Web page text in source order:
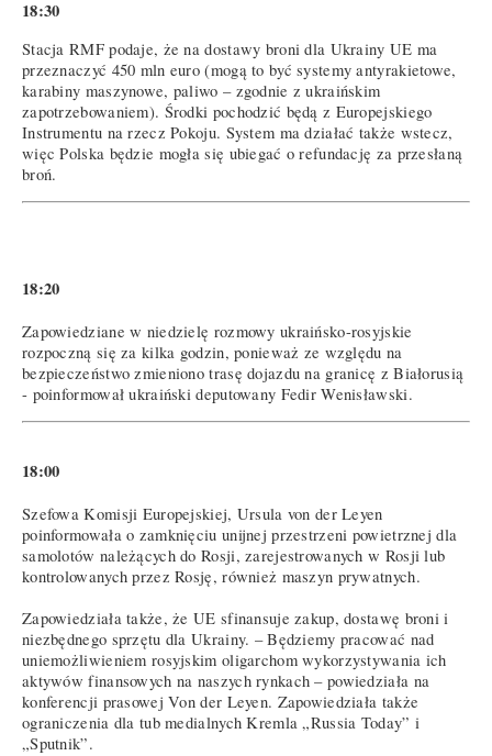
18:30
Stacja RMF podaje, że na dostawy broni dla Ukrainy UE ma
przeznaczyć 450 mln euro (mogą to być systemy antyrakietowe,
karabiny maszynowe, paliwo – zgodnie z ukraińskim
zapotrzebowaniem). Środki pochodzić będą z Europejskiego
Instrumentu na rzecz Pokoju. System ma działać także wstecz,
więc Polska będzie mogła się ubiegać o refundację za przesłaną
broń.
18:20
Zapowiedziane w niedzielę rozmowy ukraińsko-rosyjskie
rozpoczną się za kilka godzin, ponieważ ze względu na
bezpieczeństwo zmieniono trasę dojazdu na granicę z Białorusią
- poinformował ukraiński deputowany Fedir Wenisławski.
18:00
Szefowa Komisji Europejskiej, Ursula von der Leyen
poinformowała o zamknięciu unijnej przestrzeni powietrznej dla
samolotów należących do Rosji, zarejestrowanych w Rosji lub
kontrolowanych przez Rosję, również maszyn prywatnych.
Zapowiedziała także, że UE sfinansuje zakup, dostawę broni i
niezbędnego sprzętu dla Ukrainy. – Będziemy pracować nad
uniemożliwieniem rosyjskim oligarchom wykorzystywania ich
aktywów finansowych na naszych rynkach – powiedziała na
konferencji prasowej Von der Leyen. Zapowiedziała także
ograniczenia dla tub medialnych Kremla „Russia Today” i
„Sputnik”.